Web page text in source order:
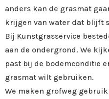
anders kan de grasmat
krijgen van water dat blijft
Bij Kunstgrasservice
aan de ondergrond. We
past bij de bodemconditie
grasmat wilt gebruiken.
We maken grofweg